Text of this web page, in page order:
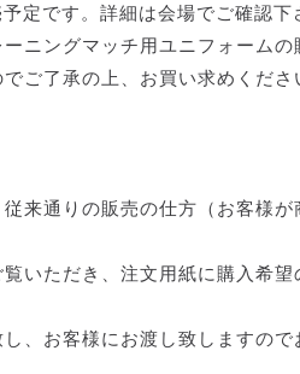
定です。詳細は会場でご確認下
ニングマッチ用ユニフォームの
ご了承の上、お買い求めくださ
来通りの販売の仕方（お客様
いただき、注文用紙に購入希
、お客様にお渡し致しますので